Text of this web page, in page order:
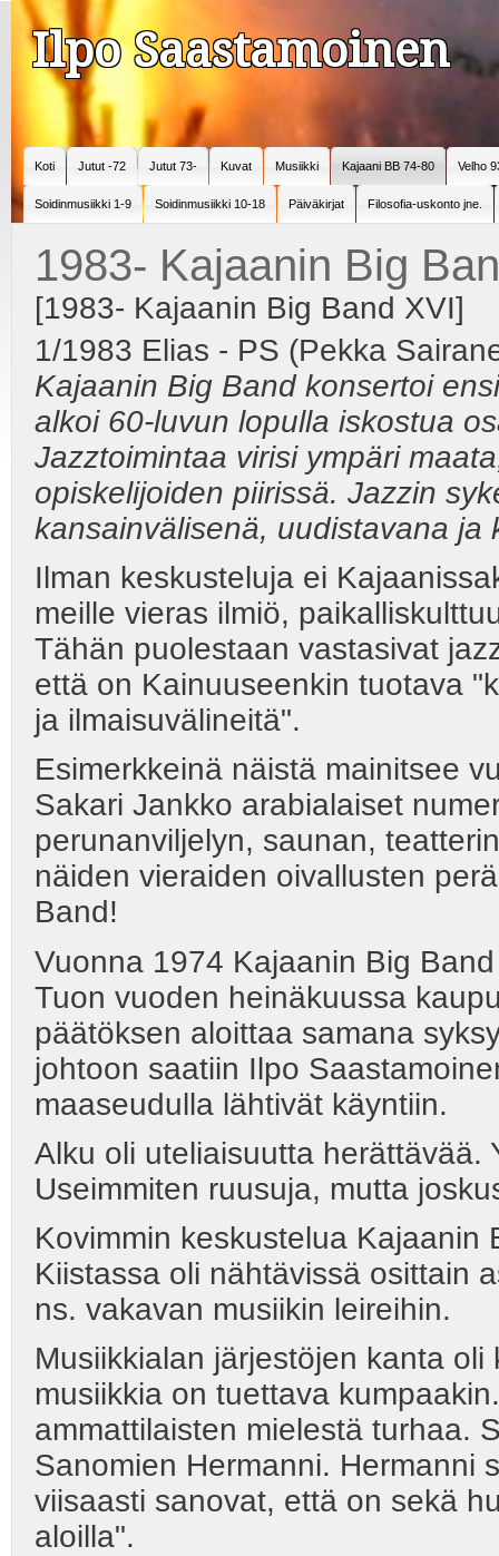
Ilpo Saastamoinen
Koti Jutut -72 Jutut 73- Kuvat Musiikki Kajaani BB 74-80 Velho
Soidinmusiikki 1-9 Soidinmusiikki 10-18 Päiväkirjat Filosofia-uskonto jne.
1983- Kajaanin Big
[1983- Kajaanin Big Band XVI]
1/1983 Elias - PS (Pekka
Kajaanin Big Band konsertoi
alkoi 60-luvun lopulla iskostua
Jazztoimintaa virisi ympäri
opiskelijoiden piirissä. Jazzin
kansainvälisenä, uudistavana ja
Ilman keskusteluja ei
meille vieras ilmiö,
Tähän puolestaan vastasivat
että on Kainuuseenkin tuotava
ja ilmaisuvälineitä".
Esimerkkeinä näistä mainitsee
Sakari Jankko arabialaiset
perunanviljelyn, saunan,
näiden vieraiden oivallusten
Band!
Vuonna 1974 Kajaanin Big
Tuon vuoden heinäkuussa
päätöksen aloittaa samana
johtoon saatiin Ilpo
maaseudulla lähtivät käyntiin.
Alku oli uteliaisuutta herättävää.
Useimmiten ruusuja, mutta
Kovimmin keskustelua
Kiistassa oli nähtävissä osittain
ns. vakavan musiikin leireihin.
Musiikkialan järjestöjen kanta
musiikkia on tuettava
ammattilaisten mielestä turhaa.
Sanomien Hermanni. Hermanni
viisaasti sanovat, että on sekä
aloilla".